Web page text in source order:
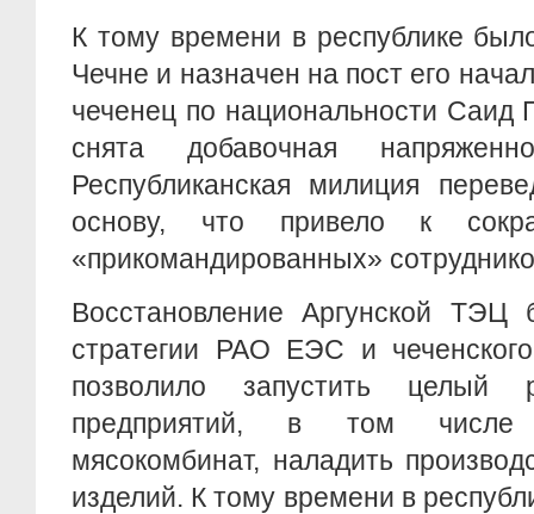
К тому времени в республике
Чечне и назначен на пост его
чеченец по национальности
снята добавочная
Республиканская милиция
основу, что привело к
«прикомандированных»
Восстановление Аргунской ТЭЦ
стратегии РАО ЕЭС и
позволило запустить целый
предприятий, в том числе
мясокомбинат, наладить
изделий. К тому времени в